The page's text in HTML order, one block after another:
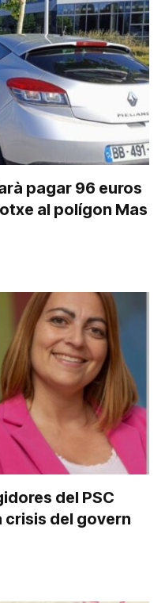
pagar 96 euros
al polígon Mas
del PSC
crisis del govern